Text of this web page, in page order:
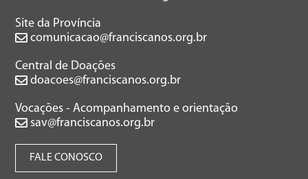
Site da Província
comunicacao@franciscanos.org.br
Central de Doações
doacoes@franciscanos.org.br
Vocações - Acompanhamento e orientação
sav@franciscanos.org.br
FALE CONOSCO